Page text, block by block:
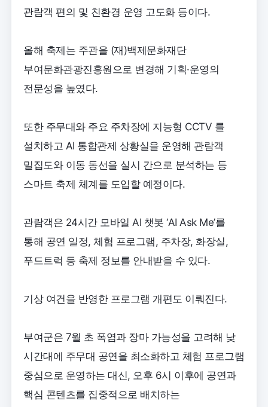
관람객 편의 및 친환경 운영 고도화 등이다.
올해 축제는 주관을 (재)백제문화재단
부여문화관광진흥원으로 변경해 기획·운영의
전문성을 높였다.
또한 주무대와 주요 주차장에 지능형 CCTV 를
설치하고 AI 통합관제 상황실을 운영해 관람객
밀집도와 이동 동선을 실시 간으로 분석하는 등
스마트 축제 체계를 도입할 예정이다.
관람객은 24시간 모바일 AI 챗봇 ‘AI Ask Me’를
통해 공연 일정, 체험 프로그램, 주차장, 화장실,
푸드트럭 등 축제 정보를 안내받을 수 있다.
기상 여건을 반영한 프로그램 개편도 이뤄진다.
부여군은 7월 초 폭염과 장마 가능성을 고려해 낮
시간대에 주무대 공연을 최소화하고 체험 프로그램
중심으로 운영하는 대신, 오후 6시 이후에 공연과
핵심 콘텐츠를 집중적으로 배치하는